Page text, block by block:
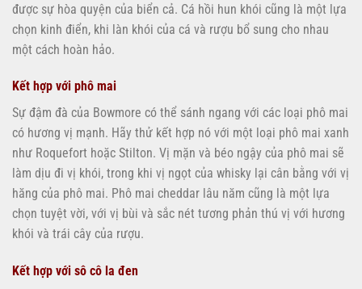
được sự hòa quyện của biển cả. Cá hồi hun khói cũng là một lựa
chọn kinh điển, khi làn khói của cá và rượu bổ sung cho nhau
một cách hoàn hảo.
Kết hợp với phô mai
Sự đậm đà của Bowmore có thể sánh ngang với các loại phô mai
có hương vị mạnh. Hãy thử kết hợp nó với một loại phô mai xanh
như Roquefort hoặc Stilton. Vị mặn và béo ngậy của phô mai sẽ
làm dịu đi vị khói, trong khi vị ngọt của whisky lại cân bằng với vị
hăng của phô mai. Phô mai cheddar lâu năm cũng là một lựa
chọn tuyệt vời, với vị bùi và sắc nét tương phản thú vị với hương
khói và trái cây của rượu.
Kết hợp với sô cô la đen